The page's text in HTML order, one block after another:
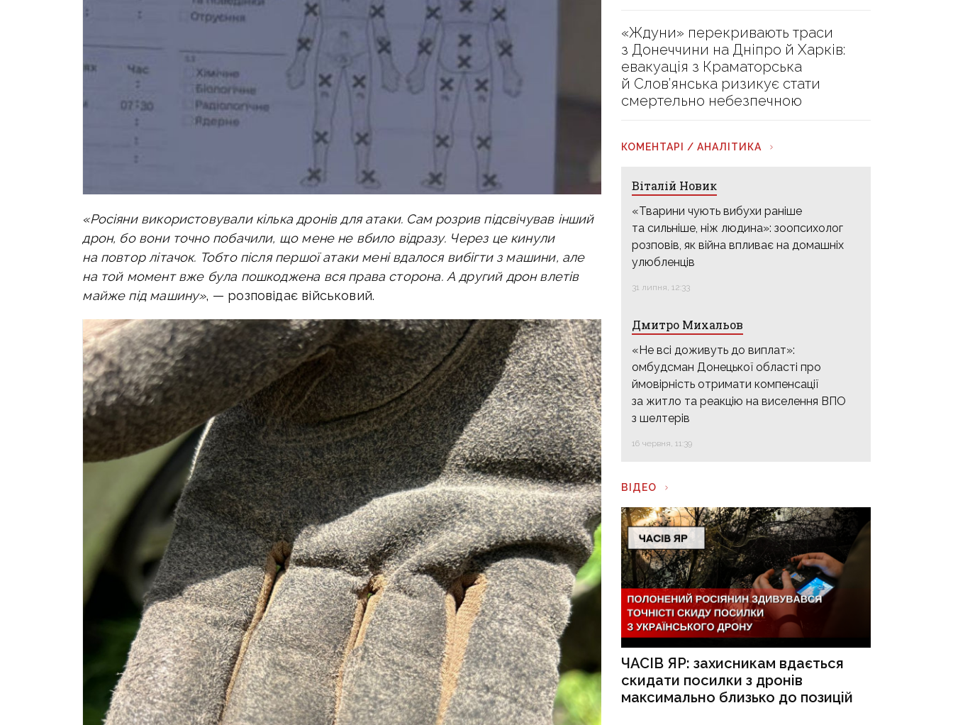
«Росіяни використовували кілька дронів для атаки. Сам розрив підсвічував інший
дрон, бо вони точно побачили, що мене не вбило відразу. Через це кинули
на повтор літачок. Тобто після першої атаки мені вдалося вибігти з машини, але
на той момент вже була пошкоджена вся права сторона. А другий дрон влетів
майже під машину», — розповідає військовий.
«Ждуни» перекривають траси
з Донеччини на Дніпро й Харків:
евакуація з Краматорська
й Слов’янська ризикує стати
смертельно небезпечною
КОМЕНТАРІ / АНАЛІТИКА
Віталій Новик
«Тварини чують вибухи раніше
та сильніше, ніж людина»: зоопсихолог
розповів, як війна впливає на домашніх
улюбленців
31 липня, 12:33
Дмитро Михальов
«Не всі доживуть до виплат»:
омбудсман Донецької області про
ймовірність отримати компенсації
за житло та реакцію на виселення ВПО
з шелтерів
16 червня, 11:39
ВІДЕО
ЧАСІВ ЯР: захисникам вдається
скидати посилки з дронів
максимально близько до позицій